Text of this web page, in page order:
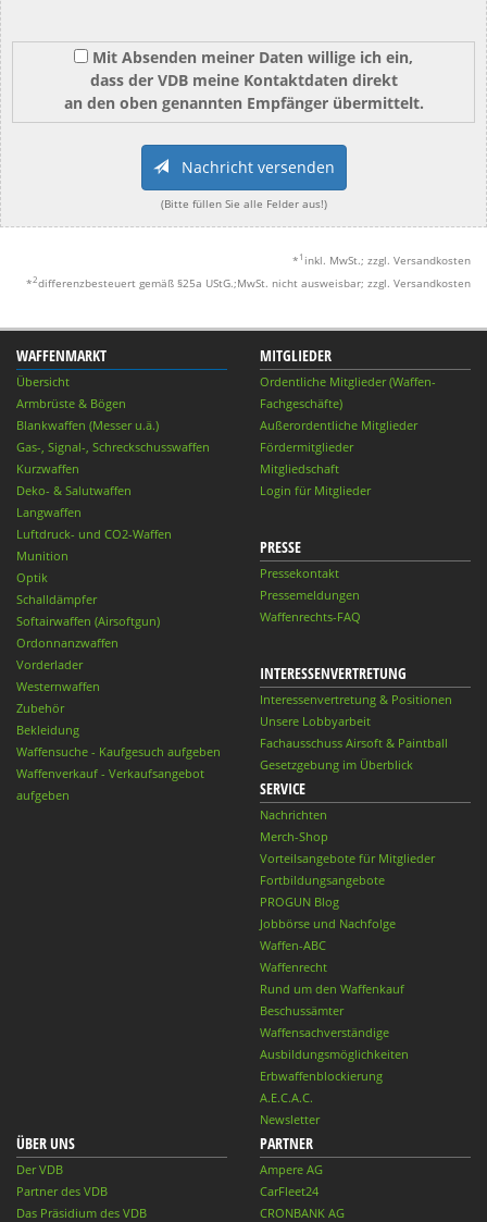
Mit Absenden meiner Daten willige ich ein,
dass der VDB meine Kontaktdaten direkt
an den oben genannten Empfänger übermittelt.
Nachricht versenden
(Bitte füllen Sie alle Felder aus!)
* 1 inkl. MwSt.; zzgl. Versandkosten
*2differenzbesteuert gemäß §25a UStG.;MwSt. nicht ausweisbar; zzgl. Versandkosten
WAFFENMARKT
Übersicht
Armbrüste & Bögen
Blankwaffen (Messer u.ä.)
Gas-, Signal-, Schreckschusswaffen
Kurzwaffen
Deko- & Salutwaffen
Langwaffen
Luftdruck- und CO2-Waffen
Munition
Optik
Schalldämpfer
Softairwaffen (Airsoftgun)
Ordonnanzwaffen
Vorderlader
Westernwaffen
Zubehör
Bekleidung
Waffensuche - Kaufgesuch aufgeben
Waffenverkauf - Verkaufsangebot
aufgeben
MITGLIEDER
Ordentliche Mitglieder (Waffen-
Fachgeschäfte)
Außerordentliche Mitglieder
Fördermitglieder
Mitgliedschaft
Login für Mitglieder
PRESSE
Pressekontakt
Pressemeldungen
Waffenrechts-FAQ
INTERESSENVERTRETUNG
Interessenvertretung & Positionen
Unsere Lobbyarbeit
Fachausschuss Airsoft & Paintball
Gesetzgebung im Überblick
SERVICE
Nachrichten
Merch-Shop
Vorteilsangebote für Mitglieder
Fortbildungsangebote
PROGUN Blog
Jobbörse und Nachfolge
Waffen-ABC
Waffenrecht
Rund um den Waffenkauf
Beschussämter
Waffensachverständige
Ausbildungsmöglichkeiten
Erbwaffenblockierung
A.E.C.A.C.
Newsletter
ÜBER UNS
Der VDB
Partner des VDB
Das Präsidium des VDB
PARTNER
Ampere AG
CarFleet24
CRONBANK AG